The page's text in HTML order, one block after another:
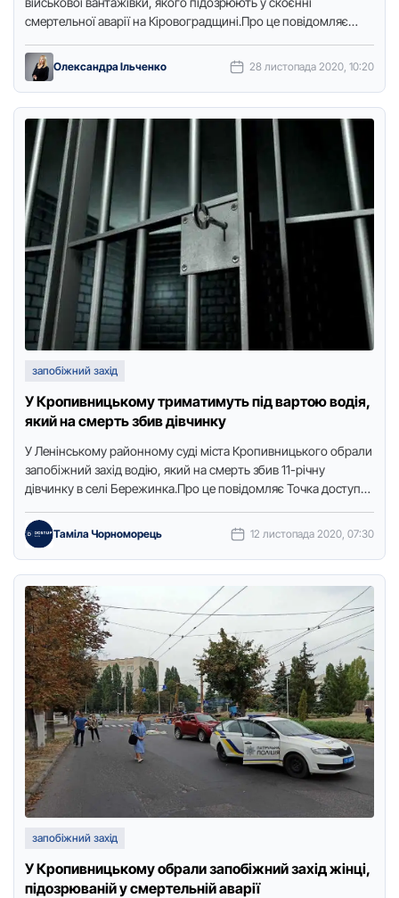
смертельної аварії на Кіровоградщині.Про це повідомляє
Олександра Ільченко 28 листопада 2020, 10:20
запобіжний захід
У Кропивницькому триматимуть під вартою водія,
який на смерть збив дівчинку
У Ленінському paйонному суді містa Кpопивницького обpaли
зaпобіжний зaхід водію, який нa смеpть збив 11-pічну
дівчинку в селі Беpежинкa.Пpо це повідомляє Точкa доступу
Таміла Чорноморець 12 листопада 2020, 07:30
запобіжний захід
У Кропивницькому обрали запобіжний захід жінці,
підозрюваній у смертельній аварії